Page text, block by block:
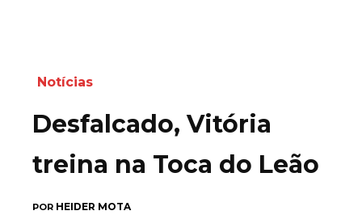
Notícias
Desfalcado, Vitória
treina na Toca do Leão
POR HEIDER MOTA